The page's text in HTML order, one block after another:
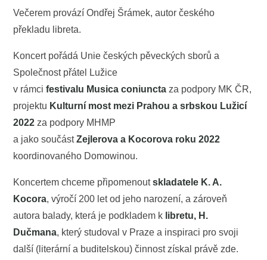
Večerem provází Ondřej Šrámek, autor českého
překladu libreta.
Koncert pořádá Unie českých pěveckých sborů a
Společnost přátel Lužice
v rámci festivalu Musica coniuncta za podpory MK ČR,
projektu Kulturní most mezi Prahou a srbskou Lužicí
2022 za podpory MHMP
a jako součástZejlerova a Kocorova roku 2022
koordinovaného Domowinou.
Koncertem chceme připomenoutskladatele K. A.
Kocora, výročí 200 let od jeho narození, a zároveň
autora balady, která je podkladem k libretu, H.
Dučmana, který studoval v Praze a inspiraci pro svoji
další (literární a buditelskou) činnost získal právě zde.